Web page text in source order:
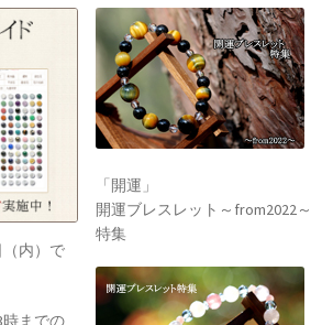
内）で
までの
「開運」
開運ブレスレット～from2022～
特集